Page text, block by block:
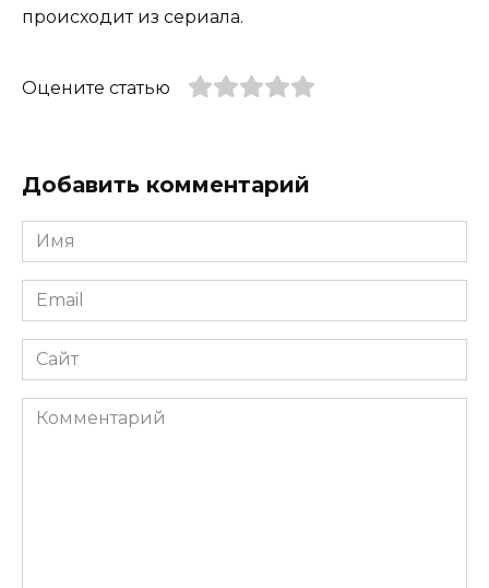
происходит из сериала.
Оцените статью
Добавить комментарий
Имя
*
Email
*
Сайт
Комментарий